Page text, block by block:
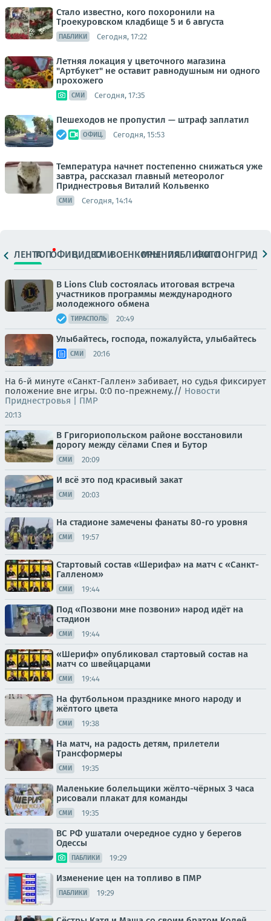
Стало известно, кого похоронили на
Троекуровском кладбище 5 и 6 августа
ПАБЛИКИ Сегодня, 17:22
Летняя локация у цветочного магазина
"Артбукет" не оставит равнодушным ни одного
прохожего
СМИ Сегодня, 17:35
Пешеходов не пропустил — штраф заплатил
ОФИЦ. Сегодня, 15:53
Температура начнет постепенно снижаться уже
завтра, рассказал главный метеоролог
Приднестровья Виталий Кольвенко
СМИ Сегодня, 14:14
ЛЕНТАТОПОФИЦ.ВИДЕОСМИВОЕНКОРЫМНЕНИЯПАБЛИКИ
ФОТОЛОНГРИДЫ
В Lions Club состоялась итоговая встреча
участников программы международного
молодежного обмена
ТИРАСПОЛЬ 20:49
Улыбайтесь, господа, пожалуйста, улыбайтесь
СМИ 20:16
На 6-й минуте «Санкт-Галлен» забивает, но судья фиксирует
положение вне игры. 0:0 по-прежнему.// Новости
Приднестровья | ПМР
20:13
В Григориопольском районе восстановили
дорогу между сёлами Спея и Бутор
СМИ 20:09
И всё это под красивый закат
СМИ 20:03
На стадионе замечены фанаты 80-го уровня
СМИ 19:57
Стартовый состав «Шерифа» на матч с «Санкт-
Галленом»
СМИ 19:44
Под «Позвони мне позвони» народ идёт на
стадион
СМИ 19:44
«Шериф» опубликовал стартовый состав на
матч со швейцарцами
СМИ 19:44
На футбольном празднике много народу и
жёлтого цвета
СМИ 19:38
На матч, на радость детям, прилетели
Трансформеры
СМИ 19:35
Маленькие болельщики жёлто-чёрных 3 часа
рисовали плакат для команды
СМИ 19:35
ВС РФ ушатали очередное судно у берегов
Одессы
ПАБЛИКИ 19:29
Изменение цен на топливо в ПМР
ПАБЛИКИ 19:29